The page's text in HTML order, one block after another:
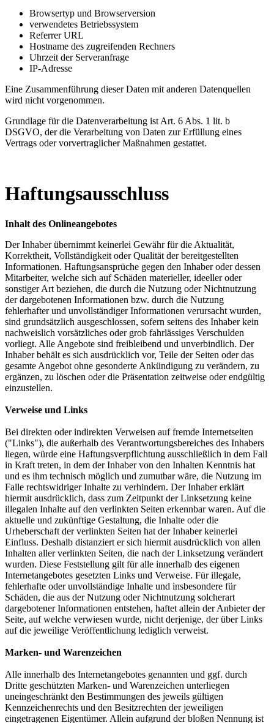
Browsertyp und Browserversion
verwendetes Betriebssystem
Referrer URL
Hostname des zugreifenden Rechners
Uhrzeit der Serveranfrage
IP-Adresse
Eine Zusammenführung dieser Daten mit anderen Datenquellen
wird nicht vorgenommen.
Grundlage für die Datenverarbeitung ist Art. 6 Abs. 1 lit. b
DSGVO, der die Verarbeitung von Daten zur Erfüllung eines
Vertrags oder vorvertraglicher Maßnahmen gestattet.
Haftungsausschluss
Inhalt des Onlineangebotes
Der Inhaber übernimmt keinerlei Gewähr für die Aktualität,
Korrektheit, Vollständigkeit oder Qualität der bereitgestellten
Informationen. Haftungsansprüche gegen den Inhaber oder dessen
Mitarbeiter, welche sich auf Schäden materieller, ideeller oder
sonstiger Art beziehen, die durch die Nutzung oder Nichtnutzung
der dargebotenen Informationen bzw. durch die Nutzung
fehlerhafter und unvollständiger Informationen verursacht wurden,
sind grundsätzlich ausgeschlossen, sofern seitens des Inhaber kein
nachweislich vorsätzliches oder grob fahrlässiges Verschulden
vorliegt. Alle Angebote sind freibleibend und unverbindlich. Der
Inhaber behält es sich ausdrücklich vor, Teile der Seiten oder das
gesamte Angebot ohne gesonderte Ankündigung zu verändern, zu
ergänzen, zu löschen oder die Präsentation zeitweise oder endgültig
einzustellen.
Verweise und Links
Bei direkten oder indirekten Verweisen auf fremde Internetseiten
("Links"), die außerhalb des Verantwortungsbereiches des Inhabers
liegen, würde eine Haftungsverpflichtung ausschließlich in dem Fall
in Kraft treten, in dem der Inhaber von den Inhalten Kenntnis hat
und es ihm technisch möglich und zumutbar wäre, die Nutzung im
Falle rechtswidriger Inhalte zu verhindern. Der Inhaber erklärt
hiermit ausdrücklich, dass zum Zeitpunkt der Linksetzung keine
illegalen Inhalte auf den verlinkten Seiten erkennbar waren. Auf die
aktuelle und zukünftige Gestaltung, die Inhalte oder die
Urheberschaft der verlinkten Seiten hat der Inhaber keinerlei
Einfluss. Deshalb distanziert er sich hiermit ausdrücklich von allen
Inhalten aller verlinkten Seiten, die nach der Linksetzung verändert
wurden. Diese Feststellung gilt für alle innerhalb des eigenen
Internetangebotes gesetzten Links und Verweise. Für illegale,
fehlerhafte oder unvollständige Inhalte und insbesondere für
Schäden, die aus der Nutzung oder Nichtnutzung solcherart
dargebotener Informationen entstehen, haftet allein der Anbieter der
Seite, auf welche verwiesen wurde, nicht derjenige, der über Links
auf die jeweilige Veröffentlichung lediglich verweist.
Marken- und Warenzeichen
Alle innerhalb des Internetangebotes genannten und ggf. durch
Dritte geschützten Marken- und Warenzeichen unterliegen
uneingeschränkt den Bestimmungen des jeweils gültigen
Kennzeichenrechts und den Besitzrechten der jeweiligen
eingetragenen Eigentümer. Allein aufgrund der bloßen Nennung ist